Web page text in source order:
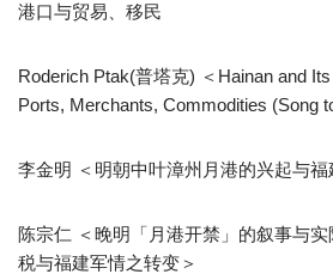
港口与贸易、移民
Roderich Ptak(普塔克) ＜Hainan and
Ports, Merchants, Commodities (Song
李金明 ＜明朝中叶漳州月港的兴起与福
陈宗仁 ＜晚明「月港开禁」的叙事与
税与福建军情之转变＞